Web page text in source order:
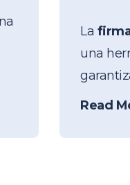
La
una
Read